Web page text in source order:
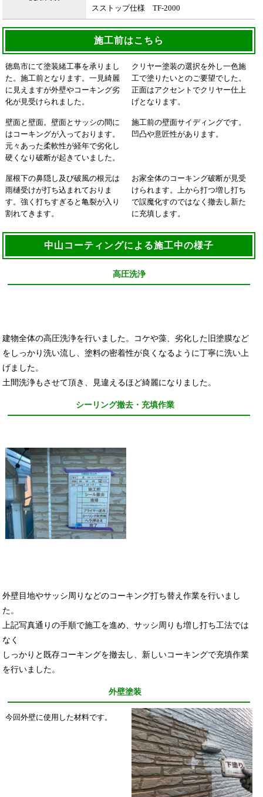
スストップ仕様 TF-2000
施工前はこちら
徳島市にて塗装緒工事を承りまし
た。施工前となります。一見綺麗
に見えますが外壁やコーキング劣
化が見受けられました。
クリヤー塗装の選択を外し一色施
工で塗りたいとのご要望でした。
正面はアクセントでクリヤー仕上
げとなります。
壁面と壁面。壁面とサッシの間に
はコーキングが入っております。
元々あった柔軟性が経年で劣化し
硬くなり破断が起きていました。
施工前の壁面サイディングです。
凹凸や意匠性があります。
屋根下の鼻隠し及び破風の根元は
雨樋受けが打ち込まれておりま
す。強く打ちすぎると亀裂が入り
割れてきます。
お家全体のコーキング破断が見受
けられます。上から打つ増し打ち
で誤魔化すのではなく撤去し新た
に充填します。
中山コーティングによる施工中の様子
高圧洗浄
建物全体の高圧洗浄を行いました。コケや藻、劣化した旧塗膜など
をしっかり洗い流し、塗料の密着性が良くなるように丁寧に洗い上
げました。
土間洗浄もさせて頂き、見違えるほど綺麗になりました。
シーリング撤去・充填作業
外壁目地やサッシ周りなどのコーキング打ち替え作業を行いまし
た。
上記写真通りの手順で施工を進め、サッシ周りも増し打ち工法では
なく
しっかりと既存コーキングを撤去し、新しいコーキングで充填作業
を行いました。
外壁塗装
今回外壁に使用した材料です。